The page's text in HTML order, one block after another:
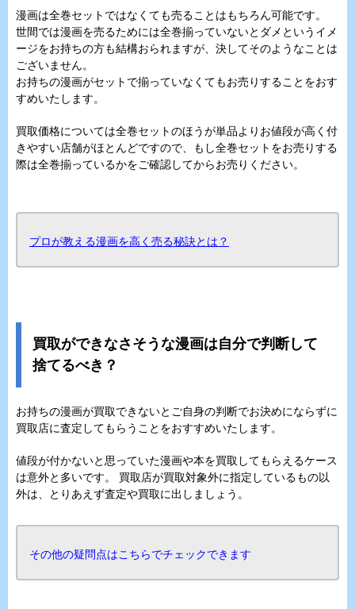
漫画は全巻セットではなくても売ることはもちろん可能です。
世間では漫画を売るためには全巻揃っていないとダメというイメ
ージをお持ちの方も結構おられますが、決してそのようなことは
ございません。
お持ちの漫画がセットで揃っていなくてもお売りすることをおす
すめいたします。
買取価格については全巻セットのほうが単品よりお値段が高く付
きやすい店舗がほとんどですので、もし全巻セットをお売りする
際は全巻揃っているかをご確認してからお売りください。
プロが教える漫画を高く売る秘訣とは？
買取ができなさそうな漫画は自分で判断して
捨てるべき？
お持ちの漫画が買取できないとご自身の判断でお決めにならずに
買取店に査定してもらうことをおすすめいたします。
値段が付かないと思っていた漫画や本を買取してもらえるケース
は意外と多いです。 買取店が買取対象外に指定しているもの以
外は、とりあえず査定や買取に出しましょう。
その他の疑問点はこちらでチェックできます